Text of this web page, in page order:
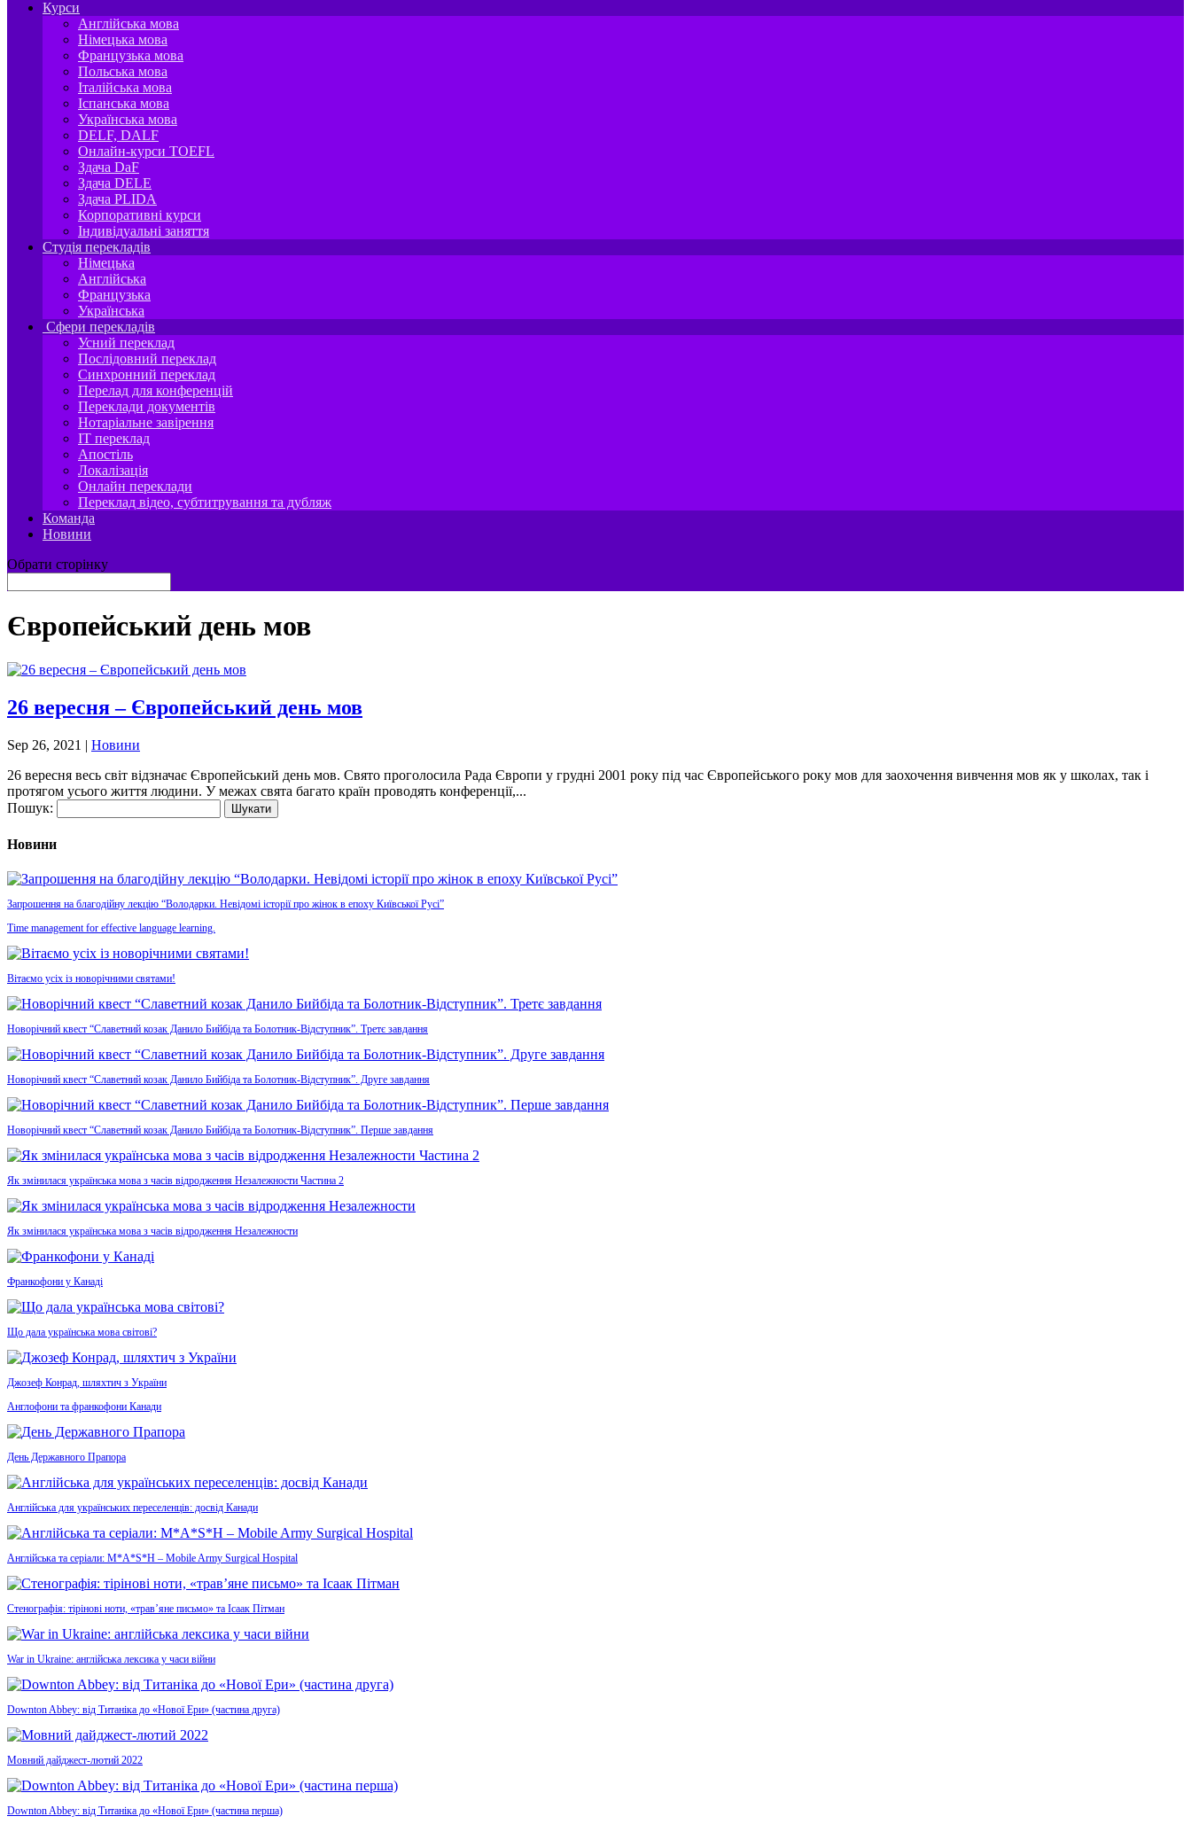
Курси
Англійська мова
Німецька мова
Французька мова
Польська мова
Італійська мова
Іспанська мова
Українська мова
DELF, DALF
Онлайн-курси TOEFL
Здача DaF
Здача DELE
Здача PLIDA
Корпоративні курси
Індивідуальні заняття
Студія перекладів
Німецька
Англійська
Французька
Українська
Сфери перекладів
Усний переклад
Послідовний переклад
Синхронний переклад
Перелад для конференцій
Переклади документів
Нотаріальне завірення
IT переклад
Апостіль
Локалізація
Онлайн переклади
Переклад відео, субтитрування та дубляж
Команда
Новини
Обрати сторінку
Європейський день мов
26 вересня – Європейський день мов
Sep 26, 2021 | Новини
26 вересня весь світ відзначає Європейський день мов. Свято проголосила Рада Європи у грудні 2001 року під час Європейського року мов для заохочення вивчення мов як у школах, так і
протягом усього життя людини. У межах свята багато країн проводять конференції,...
Пошук:
Новини
Запрошення на благодійну лекцію “Володарки. Невідомі історії про жінок в епоху Київської Русі”
Time management for effective language learning.
Вітаємо усіх із новорічними святами!
Новорічний квест “Славетний козак Данило Бийбіда та Болотник-Відступник”. Третє завдання
Новорічний квест “Славетний козак Данило Бийбіда та Болотник-Відступник”. Друге завдання
Новорічний квест “Славетний козак Данило Бийбіда та Болотник-Відступник”. Перше завдання
Як змінилася українська мова з часів відродження Незалежности Частина 2
Як змінилася українська мова з часів відродження Незалежности
Франкофони у Канаді
Що дала українська мова світові?
Джозеф Конрад, шляхтич з України
Англофони та франкофони Канади
День Державного Прапора
Англійська для українських переселенців: досвід Канади
Англійська та серіали: M*A*S*H – Mobile Army Surgical Hospital
Стенографія: тірінові ноти, «трав’яне письмо» та Ісаак Пітман
War in Ukraine: англійська лексика у часи війни
Downton Abbey: від Титаніка до «Нової Ери» (частина друга)
Мовний дайджест-лютий 2022
Downton Abbey: від Титаніка до «Нової Ери» (частина перша)